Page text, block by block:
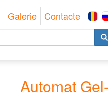
Galerie Contacte
Automat